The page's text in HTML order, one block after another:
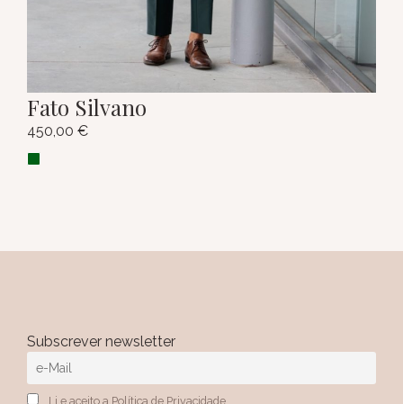
Fato Silvano
450,00 €
Subscrever newsletter
Li e aceito a Política de Privacidade